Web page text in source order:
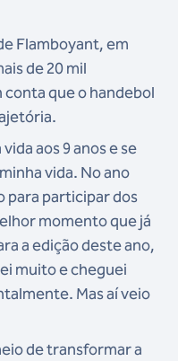
Flamboyant, em
de 20 mil
que o handebol
aos 9 anos e se
vida. No ano
para participar dos
momento que já
a edição deste ano,
muito e cheguei
Mas aí veio
de transformar a